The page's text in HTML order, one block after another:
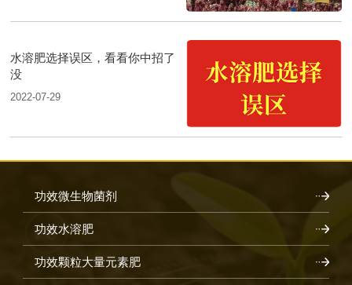
水溶肥选择误区，看看你中招了
没
2022-07-29
功效微生物菌剂
功效水溶肥
功效颗粒大量元素肥